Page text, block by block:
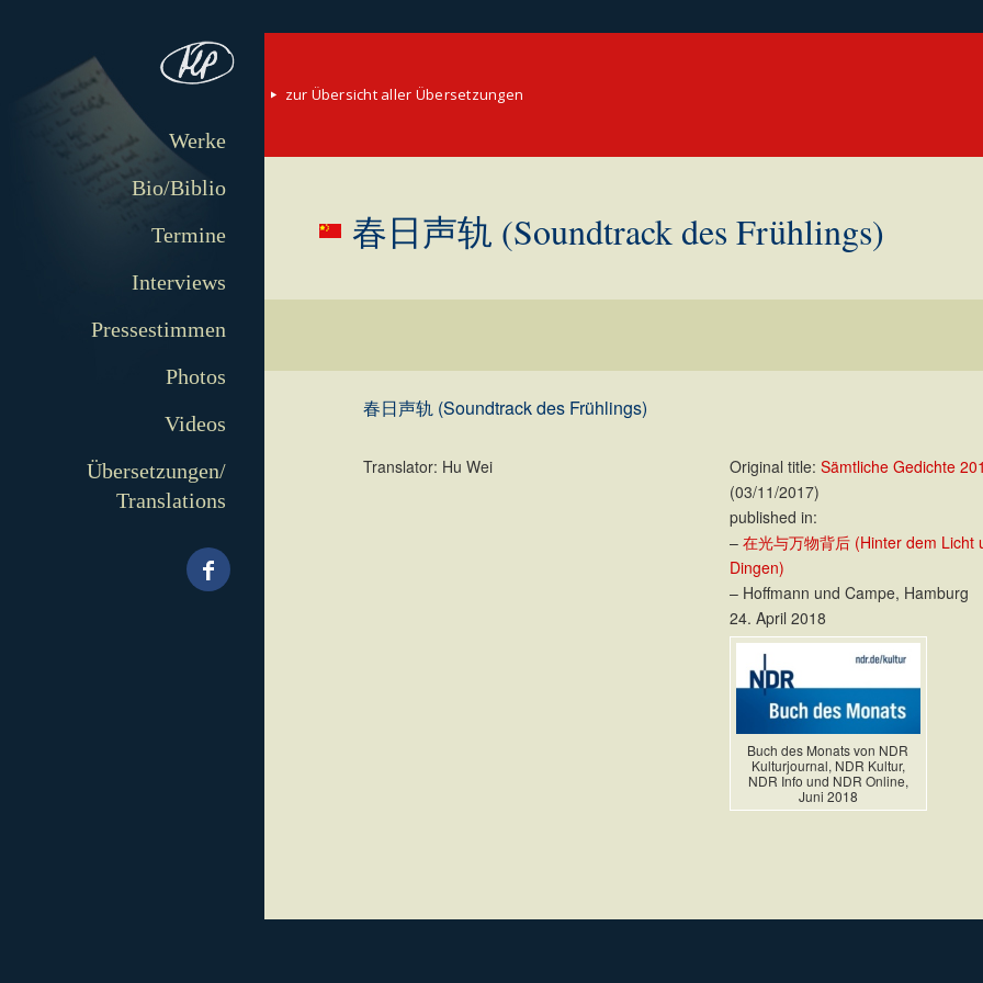
Werke
Bio/Biblio
Termine
Interviews
Pressestimmen
Photos
Videos
Übersetzungen/
Translations
zur Übersicht aller Übersetzungen
春日声轨 (Soundtrack des Frühlings)
春日声轨 (Soundtrack des Frühlings)
Translator: Hu Wei Original title: Sämtliche Gedichte
(03/11/2017)
published in:
– 在光与万物背后 (Hinter dem Licht
Dingen)
– Hoffmann und Campe, Hamburg
24. April 2018
Buch des Monats von NDR
Kulturjournal, NDR Kultur,
NDR Info und NDR Online,
Juni 2018